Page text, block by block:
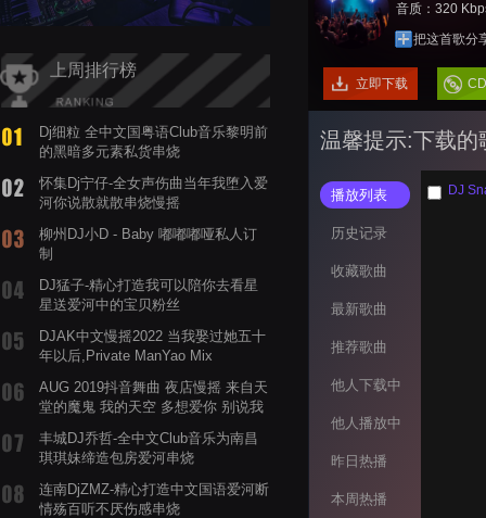
上周排行榜
Dj细粒 全中文国粤语Club音乐黎明前
的黑暗多元素私货串烧
怀集Dj宁仔-全女声伤曲当年我堕入爱
河你说散就散串烧慢摇
柳州DJ小D - Baby 嘟嘟嘟哑私人订
制
DJ猛子-精心打造我可以陪你去看星
星送爱河中的宝贝粉丝
DJAK中文慢摇2022 当我娶过她五十
年以后,Private ManYao Mix
AUG 2019抖音舞曲 夜店慢摇 来自天
堂的魔鬼 我的天空 多想爱你 别说我
丰城DJ乔哲-全中文Club音乐为南昌
琪琪妹缔造包房爱河串烧
连南DjZMZ-精心打造中文国语爱河断
情殇百听不厌伤感串烧
音质：320
把这首歌分
立即下载
温馨提示:下载的
播放列表
历史记录
收藏歌曲
最新歌曲
推荐歌曲
他人下载中
他人播放中
昨日热播
本周热播
DJ